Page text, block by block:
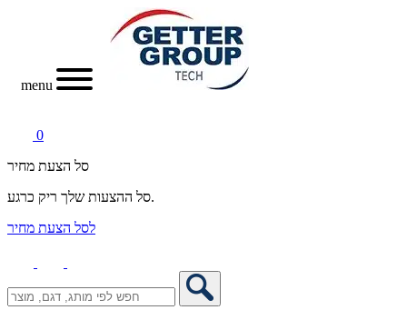
menu
0
סל הצעת מחיר
סל ההצעות שלך ריק כרגע.
לסל הצעת מחיר